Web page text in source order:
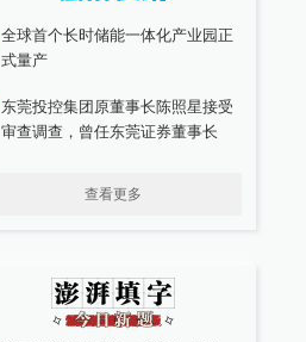
全球首个长时储能一体化产业园正
式量产
东莞投控集团原董事长陈照星接受
审查调查，曾任东莞证券董事长
查看更多